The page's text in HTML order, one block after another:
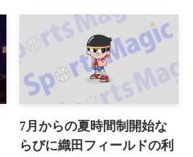
7月からの夏時間制開始な
らびに織田フィールドの利